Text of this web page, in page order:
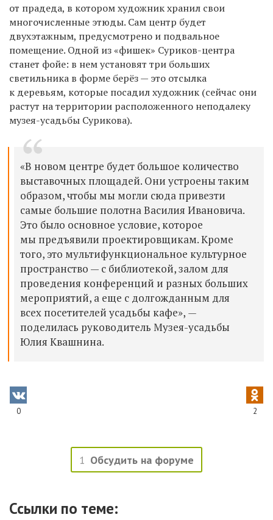
от прадеда, в котором художник хранил свои
многочисленные этюды. Сам центр будет
двухэтажным, предусмотрено и подвальное
помещение. Одной из «фишек» Суриков-центра
станет фойе: в нем установят три больших
светильника в форме берёз — это отсылка
к деревьям, которые посадил художник (сейчас они
растут на территории расположенного неподалеку
музея-усадьбы Сурикова).
«В новом центре будет большое количество
выставочных площадей. Они устроены таким
образом, чтобы мы могли сюда привезти
самые большие полотна Василия Ивановича.
Это было основное условие, которое
мы предъявили проектировщикам. Кроме
того, это мультифункциональное культурное
пространство — с библиотекой, залом для
проведения конференций и разных больших
мероприятий, а еще с долгожданным для
всех посетителей усадьбы кафе», —
поделилась руководитель Музея-усадьбы
Юлия Квашнина.
0 2
1 Обсудить на форуме
Ссылки по теме: